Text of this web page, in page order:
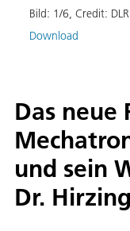
Bild: 1/6, Credit:
Download
Das neue
und sein
Dr.